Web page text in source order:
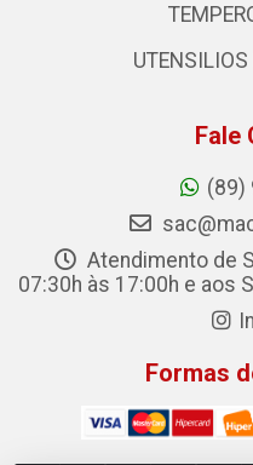
UTENSILIOS
Fale
(89)
Atendimento de
07:30h às 17:00h e aos
Formas